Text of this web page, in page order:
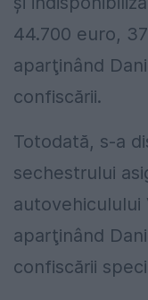
44.700 euro,
aparţinând
confiscării.
Totodată, s-a
sechestrului
autovehiculului
aparţinând
confiscării